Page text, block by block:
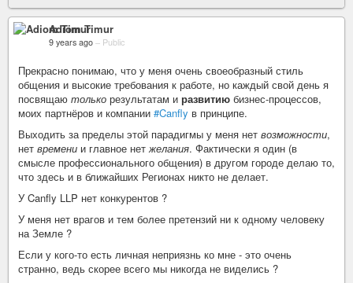
Adiom Timur
9 years ago – Public
Прекрасно понимаю, что у меня очень своеобразный стиль
общения и высокие требования к работе, но каждый свой день я
посвящаю только результатам и развитию бизнес-процессов,
моих партнёров и компании #Canfly в принципе.
Выходить за пределы этой парадигмы у меня нет возможности,
нет времени и главное нетжелания. Фактически я один (в
смысле профессионального общения) в другом городе делаю то,
что здесь и в ближайших Регионах никто не делает.
У Canfly LLP нет конкурентов ?
У меня нет врагов и тем более претензий ни к одному человеку
на Земле ?
Если у кого-то есть личная неприязнь ко мне - это очень
странно, ведь скорее всего мы никогда не виделись ?